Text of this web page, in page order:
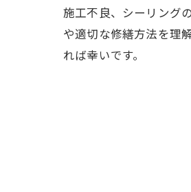
施工不良、シーリング
や適切な修繕方法を理
れば幸いです。